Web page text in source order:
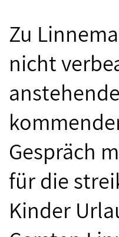
Zu
nicht
Gespräch
für die
Kinder